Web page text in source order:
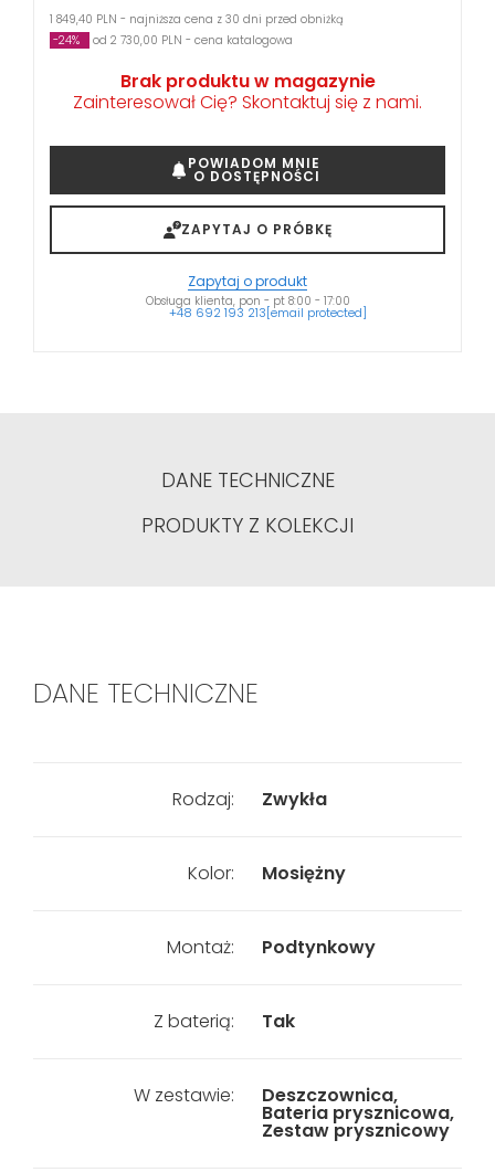
1 849,40 PLN - najniższa cena z 30 dni przed obniżką
-24%
od 2 730,00 PLN - cena katalogowa
Brak produktu w magazynie
Zainteresował Cię? Skontaktuj się z nami.
POWIADOM MNIE
O DOSTĘPNOŚCI
ZAPYTAJ O PRÓBKĘ
Zapytaj o produkt
Obsługa klienta, pon - pt 8:00 - 17:00
+48 692 193 213[email protected]
DANE TECHNICZNE
PRODUKTY Z KOLEKCJI
DANE TECHNICZNE
Rodzaj: Zwykła
Kolor: Mosiężny
Montaż: Podtynkowy
Z baterią: Tak
W zestawie: Deszczownica,
Bateria prysznicowa,
Zestaw prysznicowy